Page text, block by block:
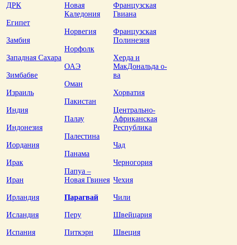
ДРК
Египет
Замбия
Западная Сахара
Зимбабве
Израиль
Индия
Индонезия
Иордания
Ирак
Иран
Ирландия
Исландия
Испания
Новая
Каледония
Норвегия
Норфолк
ОАЭ
Оман
Пакистан
Палау
Палестина
Панама
Папуа –
Новая Гвинея
Парагвай
Перу
Питкэрн
Французская
Гвиана
Французская
Полинезия
Херда и
МакДональда о-
ва
Хорватия
Центрально-
Африканская
Республика
Чад
Черногория
Чехия
Чили
Швейцария
Швеция